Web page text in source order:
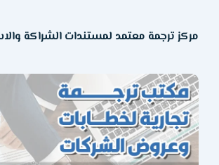
مركز ترجمة معتمد لمستندات الشراكة